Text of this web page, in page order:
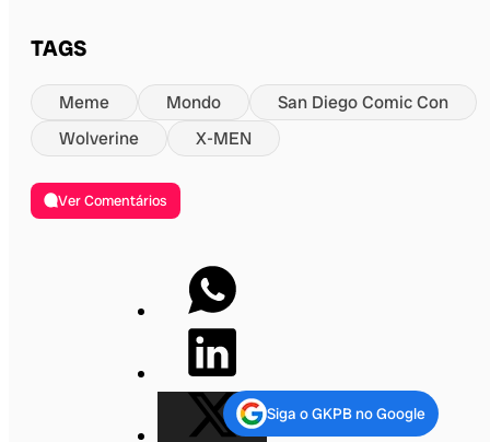
TAGS
Meme Mondo
San Diego Comic Con
Wolverine
X-MEN
Ver Comentários
Siga o GKPB no Google